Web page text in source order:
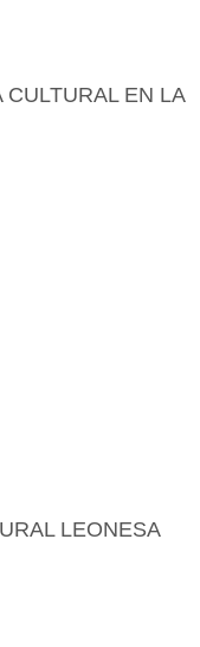
CULTURAL EN LA
LEONESA